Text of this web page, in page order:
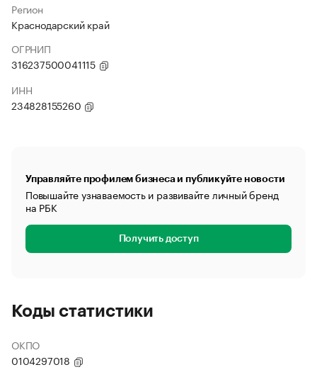
Регион
Краснодарский край
ОГРНИП
316237500041115
ИНН
234828155260
Управляйте профилем бизнеса и публикуйте новости
Повышайте узнаваемость и развивайте личный бренд
на РБК
Получить доступ
Коды статистики
ОКПО
0104297018